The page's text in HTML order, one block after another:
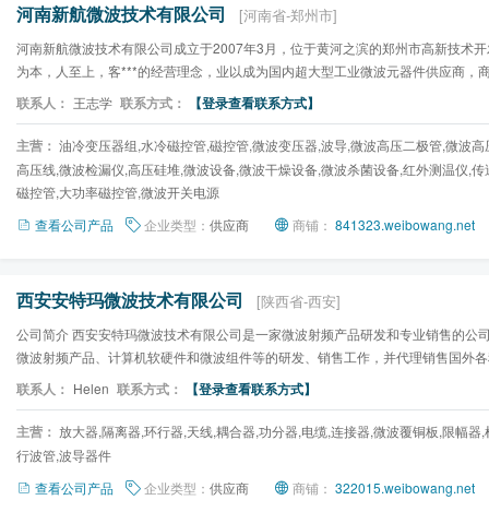
河南新航微波技术有限公司 [河南省-郑州市]
河南新航微波技术有限公司成立于2007年3月，位于黄河之滨的郑州市高新技术
为本，人至上，客***的经营理念，业以成为国内超大型工业微波元器件供应商，
厂家。河南新航是一...
联系人： 王志学 联系方式： 【登录查看联系方式】
主营： 油冷变压器组,水冷磁控管,磁控管,微波变压器,波导,微波高压二极管,微波
高压线,微波检漏仪,高压硅堆,微波设备,微波干燥设备,微波杀菌设备,红外测温仪,
磁控管,大功率磁控管,微波开关电源
查看公司产品
企业类型： 供应商 商铺： 841323.weibowang.net
西安安特玛微波技术有限公司 [陕西省-西安]
公司简介 西安安特玛微波技术有限公司是一家微波射频产品研发和专业销售的公
微波射频产品、计算机软硬件和微波组件等的研发、销售工作，并代理销售国外
品。公司目前已经建成...
联系人： Helen 联系方式： 【登录查看联系方式】
主营： 放大器,隔离器,环行器,天线,耦合器,功分器,电缆,连接器,微波覆铜板,限幅器
行波管,波导器件
查看公司产品
企业类型： 供应商 商铺： 322015.weibowang.net